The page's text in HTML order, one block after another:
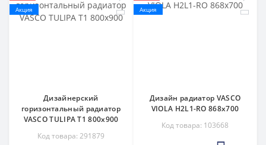
Акция
Дизайнерский
горизонтальный радиатор
VASCO TULIPA T1 800х900
Код товара: 291879
Акция
Дизайн радиатор VASCO
VIOLA H2L1-RO 868х700
Код товара: 103668